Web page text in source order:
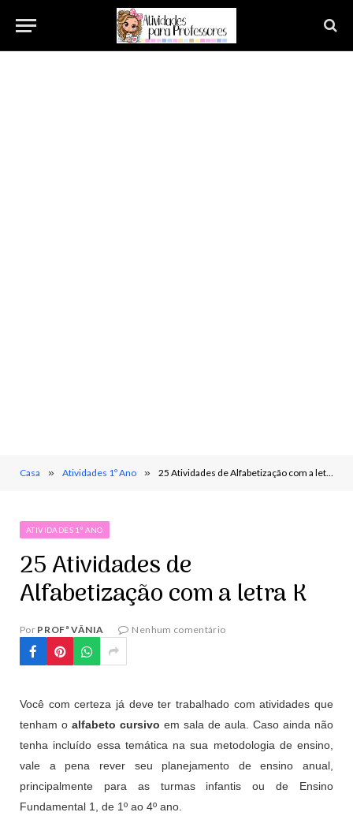
Casa » Atividades 1º Ano » 25 Atividades de Alfabetização com a letra K
ATIVIDADES 1º ANO
25 Atividades de
Alfabetização com a letra K
Por PROFª VÂNIA Nenhum comentário
Você com certeza já deve ter trabalhado com atividades que
tenham o alfabeto cursivo em sala de aula. Caso ainda não
tenha incluído essa temática na sua metodologia de ensino,
vale a pena rever seu planejamento de ensino anual,
principalmente para as turmas infantis ou de Ensino
Fundamental 1, de 1º ao 4º ano.